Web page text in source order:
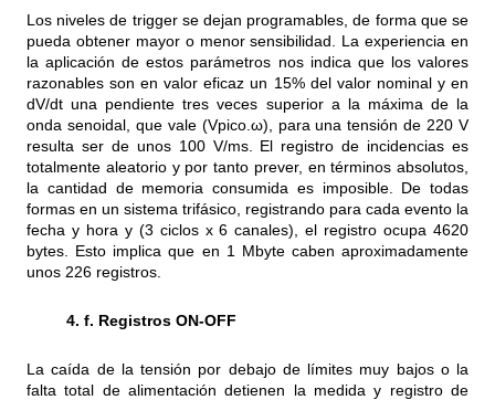
Los niveles de trigger se dejan programables, de forma que se
pueda obtener mayor o menor sensibilidad. La experiencia en
la aplicación de estos parámetros nos indica que los valores
razonables son en valor eficaz un 15% del valor nominal y en
dV/dt una pendiente tres veces superior a la máxima de la
onda senoidal, que vale (Vpico.ω), para una tensión de 220 V
resulta ser de unos 100 V/ms. El registro de incidencias es
totalmente aleatorio y por tanto prever, en términos absolutos,
la cantidad de memoria consumida es imposible. De todas
formas en un sistema trifásico, registrando para cada evento la
fecha y hora y (3 ciclos x 6 canales), el registro ocupa 4620
bytes. Esto implica que en 1 Mbyte caben aproximadamente
unos 226 registros.
4. f. Registros ON-OFF
La caída de la tensión por debajo de límites muy bajos o la
falta total de alimentación detienen la medida y registro de